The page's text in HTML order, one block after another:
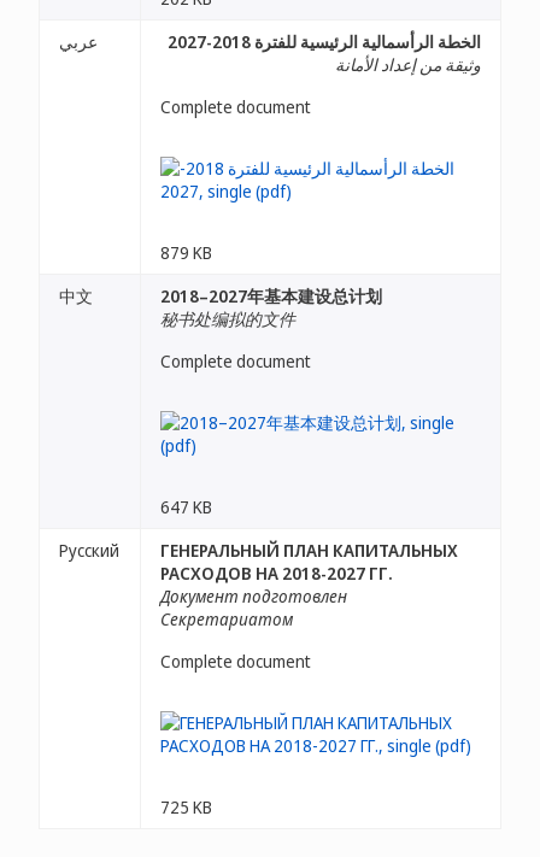
عربي
الخطة الرأسمالية الرئيسية للفترة 2018-2027
وثيقة من إعداد الأمانة
Complete document
879 KB
中文
2018–2027年基本建设总计划
秘书处编拟的文件
Complete document
647 KB
Русский
ГЕНЕРАЛЬНЫЙ ПЛАН КАПИТАЛЬНЫХ
РАСХОДОВ НА 2018-2027 ГГ.
Документ подготовлен
Секретариатом
Complete document
725 KB